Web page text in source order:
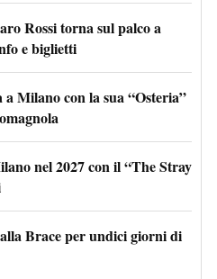
Rossi torna sul palco a
e biglietti
Milano con la sua “Osteria”
nel 2027 con il “The Stray
Brace per undici giorni di